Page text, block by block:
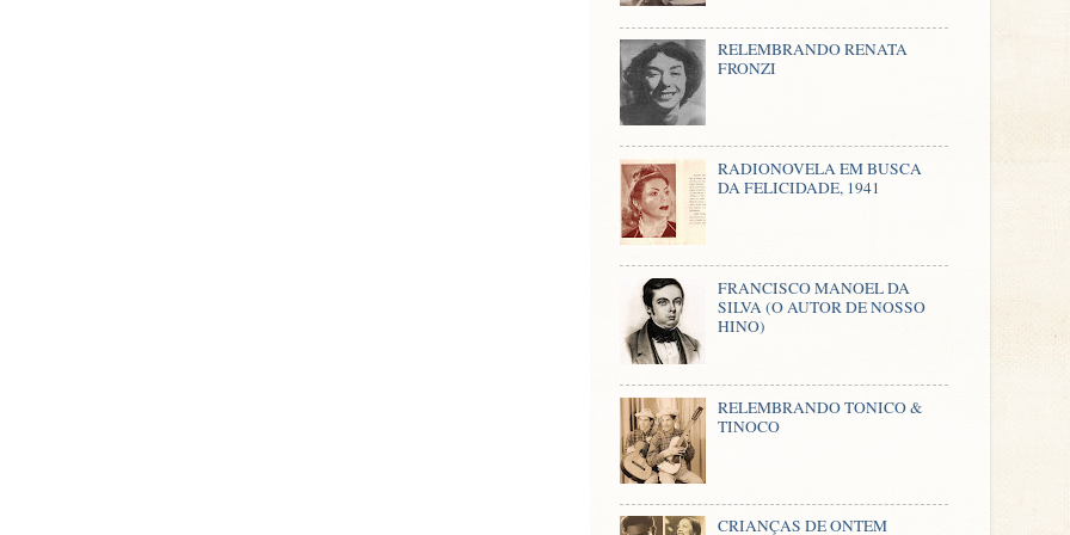
RELEMBRANDO RENATA
FRONZI
RADIONOVELA EM BUSCA
DA FELICIDADE, 1941
FRANCISCO MANOEL DA
SILVA (O AUTOR DE NOSSO
HINO)
RELEMBRANDO TONICO &
TINOCO
CRIANÇAS DE ONTEM